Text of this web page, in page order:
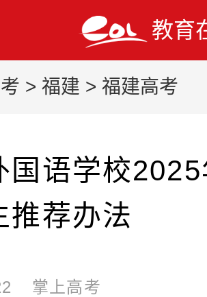
教育
> 福建 > 福建高考
国语学校
推荐办法
掌上高考